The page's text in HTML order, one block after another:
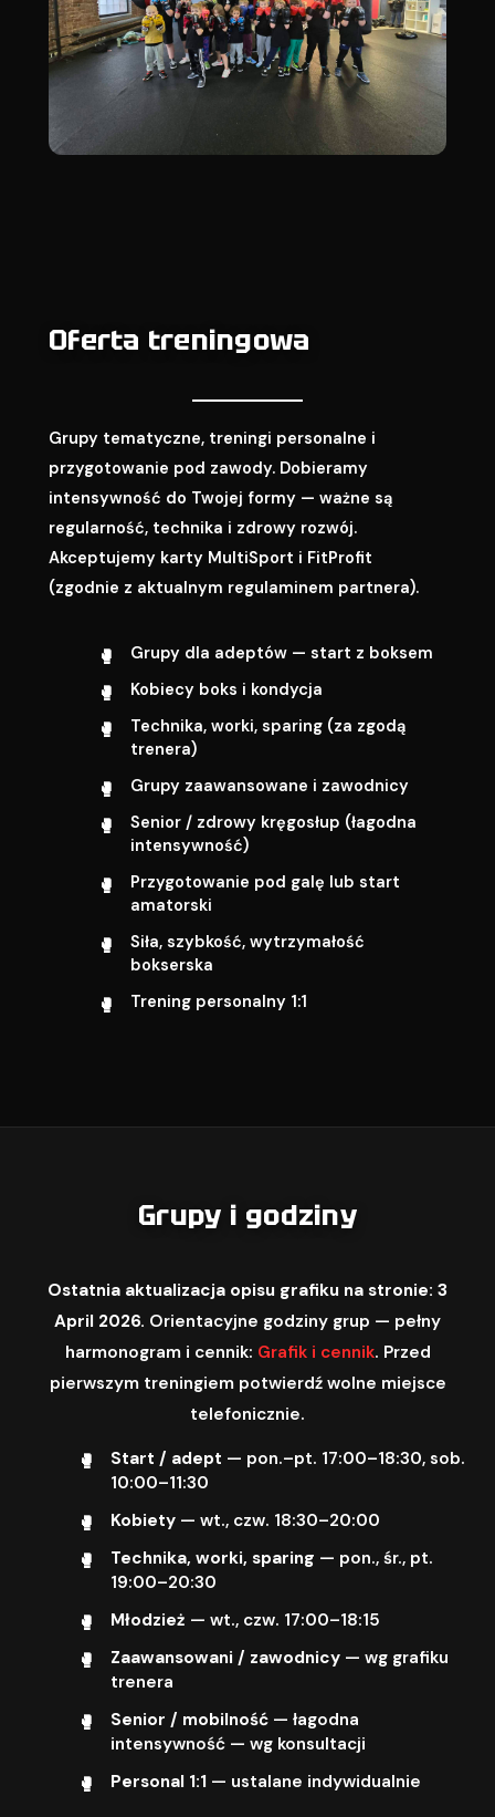
Oferta treningowa
Grupy tematyczne, treningi personalne i
przygotowanie pod zawody. Dobieramy
intensywność do Twojej formy — ważne są
regularność, technika i zdrowy rozwój.
Akceptujemy karty MultiSport i FitProfit
(zgodnie z aktualnym regulaminem partnera).
Grupy dla adeptów — start z boksem
Kobiecy boks i kondycja
Technika, worki, sparing (za zgodą
trenera)
Grupy zaawansowane i zawodnicy
Senior / zdrowy kręgosłup (łagodna
intensywność)
Przygotowanie pod galę lub start
amatorski
Siła, szybkość, wytrzymałość
bokserska
Trening personalny 1:1
Grupy i godziny
Ostatnia aktualizacja opisu grafiku na stronie: 3
April 2026. Orientacyjne godziny grup — pełny
harmonogram i cennik: Grafik i cennik. Przed
pierwszym treningiem potwierdź wolne miejsce
telefonicznie.
Start / adept — pon.–pt. 17:00–18:30, sob.
10:00–11:30
Kobiety— wt., czw. 18:30–20:00
Technika, worki, sparing — pon., śr., pt.
19:00–20:30
Młodzież — wt., czw. 17:00–18:15
Zaawansowani / zawodnicy— wg grafiku
trenera
Senior / mobilność— łagodna
intensywność — wg konsultacji
Personal 1:1 — ustalane indywidualnie